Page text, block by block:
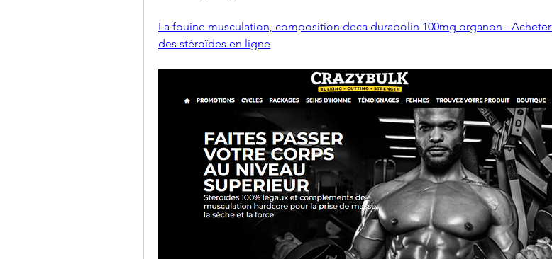
La fouine musculation, composition deca durabolin 100mg organon - Acheter
des stéroïdes en ligne